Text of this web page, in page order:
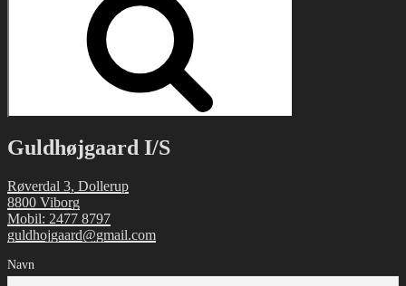
Guldhøjgaard I/S
Røverdal 3, Dollerup
8800 Viborg
Mobil: 2477 8797
guldhojgaard@gmail.com
Navn